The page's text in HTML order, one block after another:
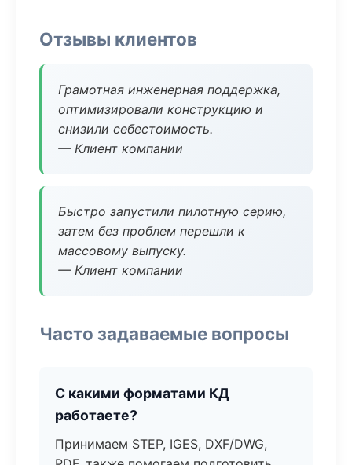
Отзывы клиентов
Грамотная инженерная поддержка,
оптимизировали конструкцию и
снизили себестоимость.
— Клиент компании
Быстро запустили пилотную серию,
затем без проблем перешли к
массовому выпуску.
— Клиент компании
Часто задаваемые вопросы
С какими форматами КД
работаете?
Принимаем STEP, IGES, DXF/DWG,